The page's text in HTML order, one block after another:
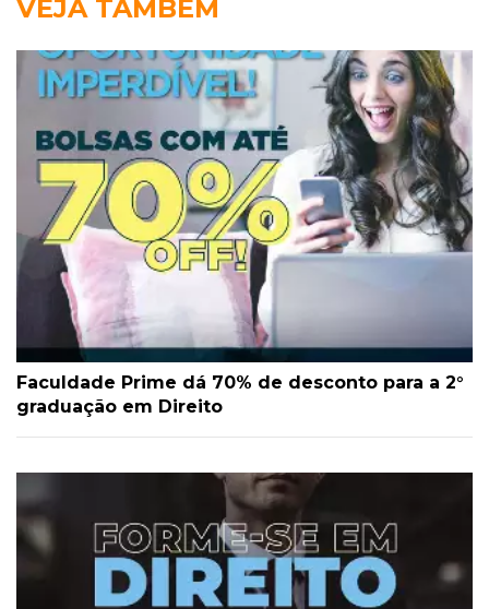
VEJA TAMBÉM
Faculdade Prime dá 70% de desconto para a 2°
graduação em Direito